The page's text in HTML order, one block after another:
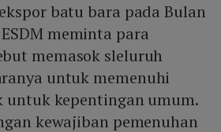
batu bara pada Bulan
meminta para
memasok sleluruh
untuk memenuhi
kepentingan umum.
kewajiban pemenuhan